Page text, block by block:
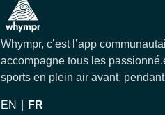
Whympr, c’est l’app
accompagne tous les
sports en plein air avant,
EN FR